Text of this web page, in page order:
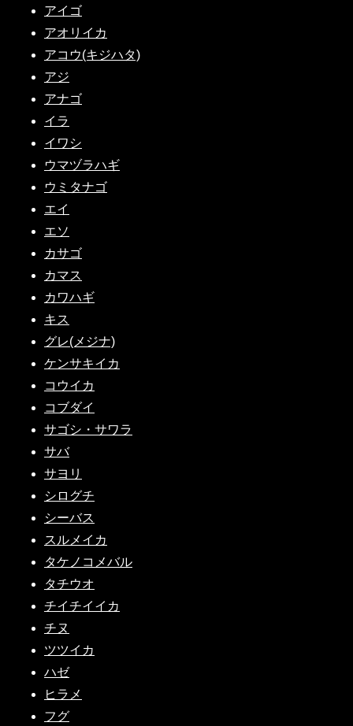
アイゴ
アオリイカ
アコウ(キジハタ)
アジ
アナゴ
イラ
イワシ
ウマヅラハギ
ウミタナゴ
エイ
エソ
カサゴ
カマス
カワハギ
キス
グレ(メジナ)
ケンサキイカ
コウイカ
コブダイ
サゴシ・サワラ
サバ
サヨリ
シログチ
シーバス
スルメイカ
タケノコメバル
タチウオ
チイチイイカ
チヌ
ツツイカ
ハゼ
ヒラメ
フグ